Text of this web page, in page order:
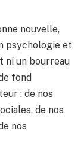
nouvelle,
psychologie et
ni un bourreau
fond
: de nos
de nos
nos